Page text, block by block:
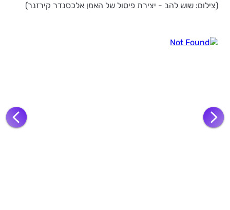
(צילום: שוש להב - יצירת פיסול של האמן אלכסנדר קירזנר)